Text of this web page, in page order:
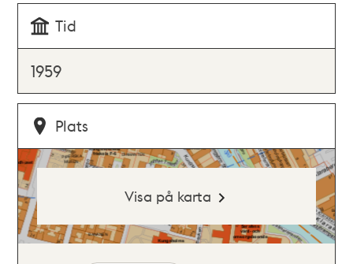
Tid
1959
Plats
Visa på karta